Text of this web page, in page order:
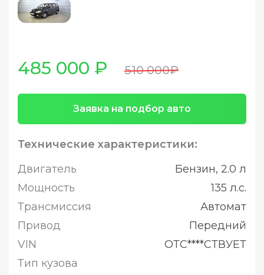
485 000 ₽ 510 000₽
Заявка на подбор авто
Технические характеристики:
Двигатель
Бензин, 2.0 л
Мощность
135 л.с.
Трансмиссия
Автомат
Привод
Передний
VIN
ОТС****СТВУЕТ
Тип кузова